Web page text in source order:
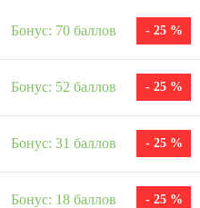
Бонус: 70 баллов - 25 %
Бонус: 52 баллов - 25 %
Бонус: 31 баллов - 25 %
Бонус: 18 баллов - 25 %